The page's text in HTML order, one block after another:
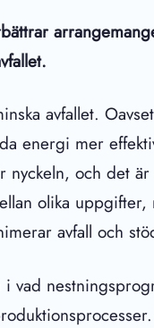
avfallet.
energi mer
och det
olika
avfall och
vad